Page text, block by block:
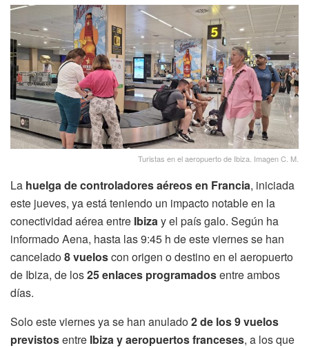
Turistas en el aeropuerto de Ibiza. Imagen C. M.
La huelga de controladores aéreos en Francia, iniciada
este jueves, ya está teniendo un impacto notable en la
conectividad aérea entre Ibizay el país galo. Según ha
informado Aena, hasta las 9:45 h de este viernes se han
cancelado8 vueloscon origen o destino en el aeropuerto
de Ibiza, de los25 enlaces programadosentre ambos
días.
Solo este viernes ya se han anulado2 de los 9 vuelos
previstosentre Ibiza y aeropuertos franceses, a los que